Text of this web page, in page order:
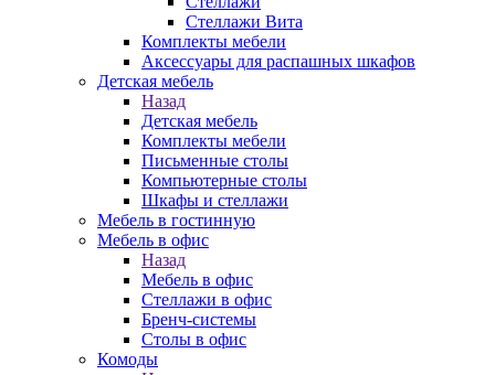
Стеллажи Вита
Комплекты мебели
Аксессуары для распашных шкафов
Детская мебель
Назад
Детская мебель
Комплекты мебели
Письменные столы
Компьютерные столы
Шкафы и стеллажи
Мебель в гостинную
Мебель в офис
Назад
Мебель в офис
Стеллажи в офис
Бренч-системы
Столы в офис
Комоды